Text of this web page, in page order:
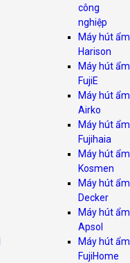
công
nghiệp
Máy hút ẩm
Harison
Máy hút ẩm
FujiE
Máy hút ẩm
Airko
Máy hút ẩm
Fujihaia
Máy hút ẩm
Kosmen
Máy hút ẩm
Decker
Máy hút ẩm
Apsol
Máy hút ẩm
FujiHome